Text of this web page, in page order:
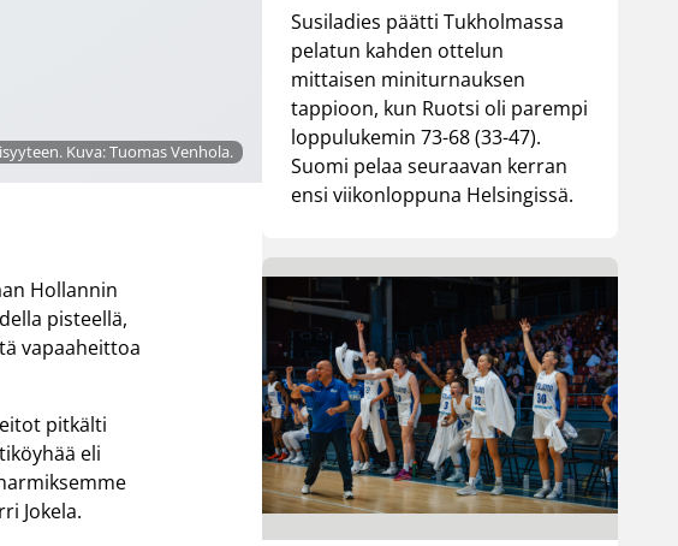
Kuva: Tuomas Venhola.
Hollannin
pisteellä,
vapaaheittoa
pitkälti
eli
Jokela.
Susiladies päätti Tukholmassa
pelatun kahden ottelun
mittaisen miniturnauksen
tappioon, kun Ruotsi oli parempi
loppulukemin 73-68 (33-47).
Suomi pelaa seuraavan kerran
ensi viikonloppuna Helsingissä.